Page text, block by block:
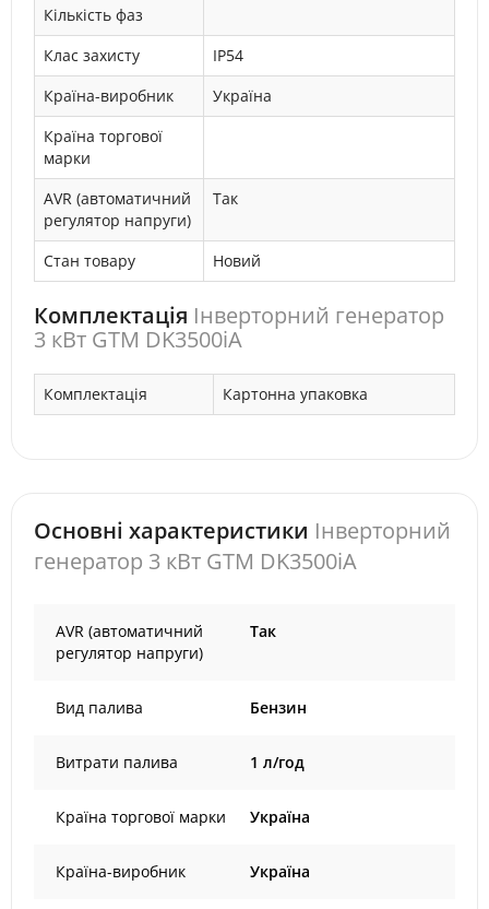
Кількість фаз
Клас захисту
IP54
Країна-виробник
Україна
Країна торгової
марки
AVR (автоматичний
регулятор напруги)
Так
Стан товару Новий
Комплектація Інверторний генератор
3 кВт GTM DK3500iA
Комплектація Картонна упаковка
Основні характеристики Інверторний
генератор 3 кВт GTM DK3500iA
AVR (автоматичний
регулятор напруги)
Так
Вид палива Бензин
Витрати палива 1 л/год
Країна торгової марки Україна
Країна-виробник Україна